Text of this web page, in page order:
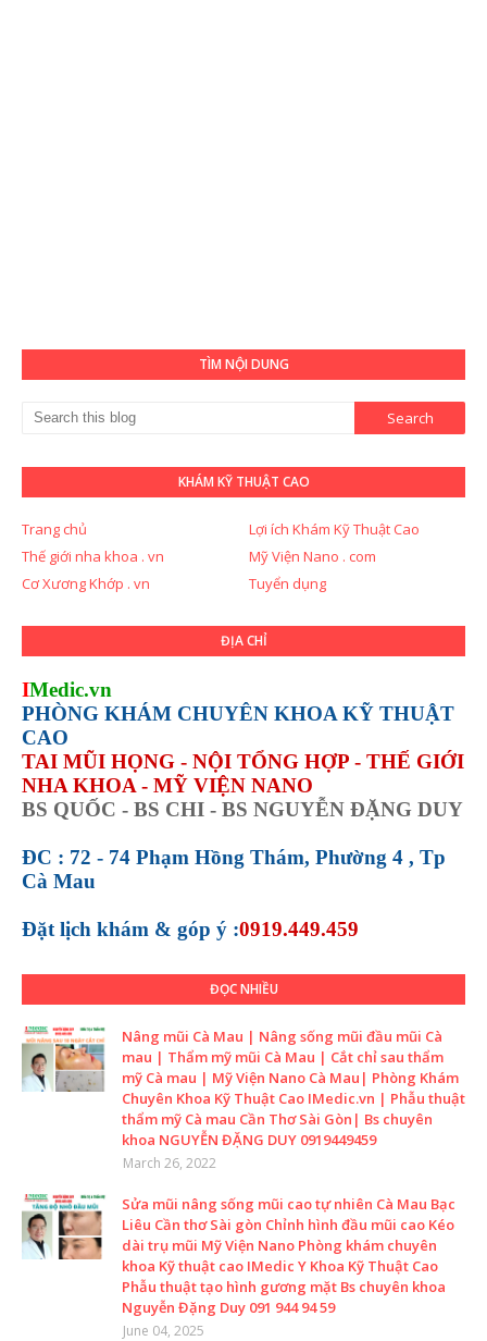
TÌM NỘI DUNG
KHÁM KỸ THUẬT CAO
Trang chủ
Lợi ích Khám Kỹ Thuật Cao
Thế giới nha khoa . vn
Mỹ Viện Nano . com
Cơ Xương Khớp . vn
Tuyển dụng
ĐỊA CHỈ
IMedic.vn
PHÒNG KHÁM CHUYÊN KHOA KỸ THUẬT
CAO
TAI MŨI HỌNG - NỘI TỔNG HỢP - THẾ GIỚI
NHA KHOA - MỸ VIỆN NANO
BS QUỐC - BS CHI - BS NGUYỄN ĐẶNG DUY
ĐC : 72 - 74 Phạm Hồng Thám, Phường 4 , Tp
Cà Mau
Đặt lịch khám & góp ý :0919.449.459
ĐỌC NHIỀU
Nâng mũi Cà Mau | Nâng sống mũi đầu mũi Cà
mau | Thẩm mỹ mũi Cà Mau | Cắt chỉ sau thẩm
mỹ Cà mau | Mỹ Viện Nano Cà Mau| Phòng Khám
Chuyên Khoa Kỹ Thuật Cao IMedic.vn | Phẫu thuật
thẩm mỹ Cà mau Cần Thơ Sài Gòn| Bs chuyên
khoa NGUYỄN ĐẶNG DUY 0919449459
March 26, 2022
Sửa mũi nâng sống mũi cao tự nhiên Cà Mau Bạc
Liêu Cần thơ Sài gòn Chỉnh hình đầu mũi cao Kéo
dài trụ mũi Mỹ Viện Nano Phòng khám chuyên
khoa Kỹ thuật cao IMedic Y Khoa Kỹ Thuật Cao
Phẫu thuật tạo hình gương mặt Bs chuyên khoa
Nguyễn Đặng Duy 091 944 94 59
June 04, 2025